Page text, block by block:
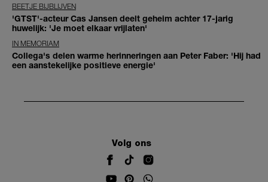
BEETJE BIJBLIJVEN
'GTST'-acteur Cas Jansen deelt geheim achter 17-jarig
huwelijk: 'Je moet elkaar vrijlaten'
IN MEMORIAM
Collega's delen warme herinneringen aan Peter Faber: 'Hij had
een aanstekelijke positieve energie'
Volg ons